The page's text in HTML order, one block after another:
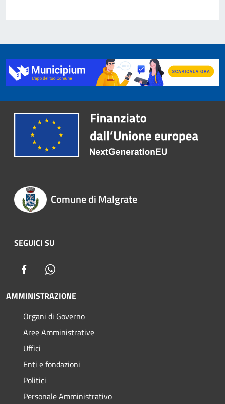
Comune di Malgrate
SEGUICI SU
Facebook
AMMINISTRAZIONE
Organi di Governo
Aree Amministrative
Uffici
Enti e fondazioni
Politici
Personale Amministrativo